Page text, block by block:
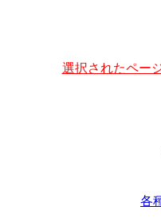
選択されたペー
各